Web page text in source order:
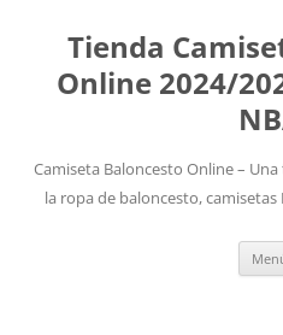
Tienda
Online 2024/
Camiseta Baloncesto Online –
la ropa de baloncesto,